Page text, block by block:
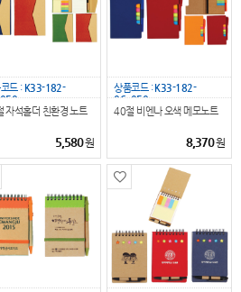
드 :K33-182-
자석홀더 친환경 노트
5,580원
상품코드 :K33-182-
06_050
40절 비엔나 오색 메모노트
8,370원